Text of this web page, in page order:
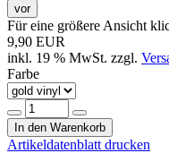
vor
Für eine größere Ansicht
9,90 EUR
inkl. 19 % MwSt. zzgl.
Farbe
In den Warenkorb
Artikeldatenblatt drucken